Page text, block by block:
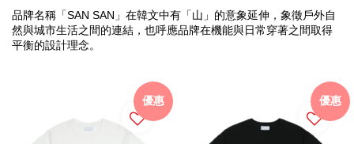
品牌名稱「SAN SAN」在韓文中有「山」的意象延伸，象徵戶外自
然與城市生活之間的連結，也呼應品牌在機能與日常穿著之間取得
平衡的設計理念。
優惠 優惠